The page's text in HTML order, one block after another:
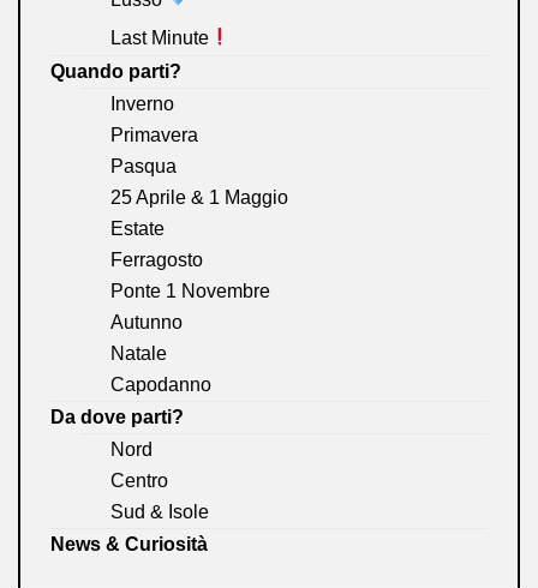
Last Minute
Quando parti?
Inverno
Primavera
Pasqua
25 Aprile & 1 Maggio
Estate
Ferragosto
Ponte 1 Novembre
Autunno
Natale
Capodanno
Da dove parti?
Nord
Centro
Sud & Isole
News & Curiosità